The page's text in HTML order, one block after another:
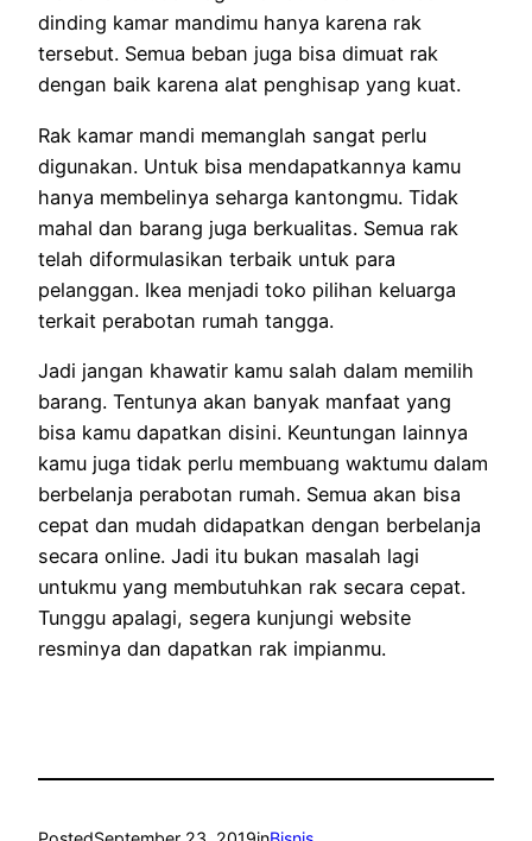
dinding kamar mandimu hanya karena rak
tersebut. Semua beban juga bisa dimuat rak
dengan baik karena alat penghisap yang kuat.
Rak kamar mandi memanglah sangat perlu
digunakan. Untuk bisa mendapatkannya kamu
hanya membelinya seharga kantongmu. Tidak
mahal dan barang juga berkualitas. Semua rak
telah diformulasikan terbaik untuk para
pelanggan. Ikea menjadi toko pilihan keluarga
terkait perabotan rumah tangga.
Jadi jangan khawatir kamu salah dalam memilih
barang. Tentunya akan banyak manfaat yang
bisa kamu dapatkan disini. Keuntungan lainnya
kamu juga tidak perlu membuang waktumu dalam
berbelanja perabotan rumah. Semua akan bisa
cepat dan mudah didapatkan dengan berbelanja
secara online. Jadi itu bukan masalah lagi
untukmu yang membutuhkan rak secara cepat.
Tunggu apalagi, segera kunjungi website
resminya dan dapatkan rak impianmu.